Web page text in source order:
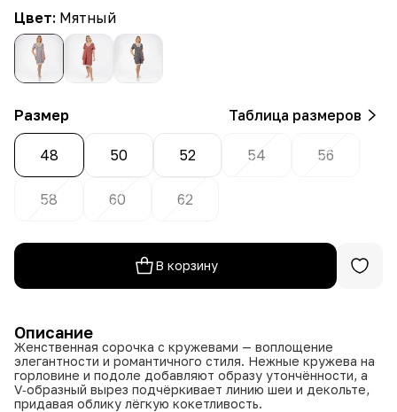
Цвет: Мятный
Размер Таблица размеров
48 50 52 54 56
58 60 62
В корзину
Описание
Женственная сорочка с кружевами — воплощение
элегантности и романтичного стиля. Нежные кружева на
горловине и подоле добавляют образу утончённости, а
V‑образный вырез подчёркивает линию шеи и декольте,
придавая облику лёгкую кокетливость.